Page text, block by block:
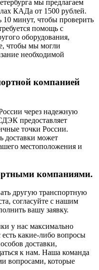
мы предлагаем
КАДа от 1500 рублей.
10 минут, чтобы проверить
помощь с
оборудования,
чтобы мы могли
необходимой
компанией
через надежную
предоставляет
точки России.
доставки может
местоположения и
компаниями.
другую транспортную
согласуйте с нашим
вашу заявку.
у нас максимально
какие-либо вопросы
доставки,
к нам. Наша команда
вопросами, которые